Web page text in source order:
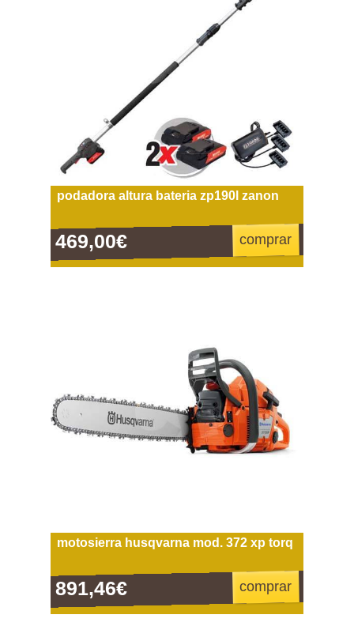
podadora altura bateria zp190l zanon
469,00€ comprar
motosierra husqvarna mod. 372 xp torq
891,46€ comprar